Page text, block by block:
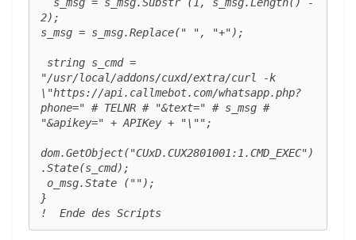
2);
s_msg = s_msg.Replace(" ", "+");
"/usr/local/addons/cuxd/extra/curl -k
\"https://api.callmebot.com/whatsapp.php?
phone=" # TELNR # "&text=" # s_msg #
"&apikey=" + APIKey + "\"";
dom.GetObject("CUxD.CUX2801001:1.CMD_EXEC")
.State(s_cmd);
}